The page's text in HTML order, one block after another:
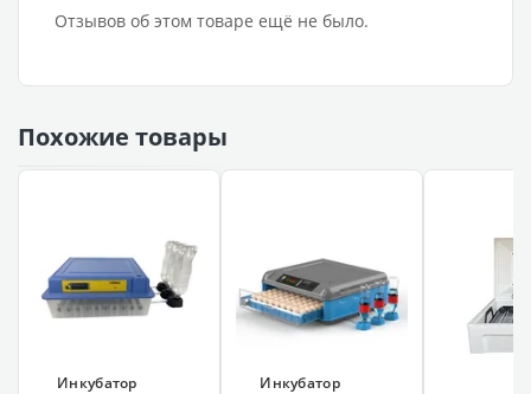
Отзывов об этом товаре ещё не было.
Похожие товары
Инкубатор
Инкубатор